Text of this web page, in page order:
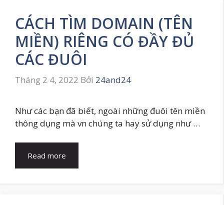
CÁCH TÌM DOMAIN (TÊN
MIỀN) RIÊNG CÓ ĐẦY ĐỦ
CÁC ĐUÔI
Tháng 2 4, 2022 Bởi 24and24
Như các bạn đã biết, ngoài những đuôi tên miền
thông dụng mà vn chúng ta hay sử dụng như …
Read more